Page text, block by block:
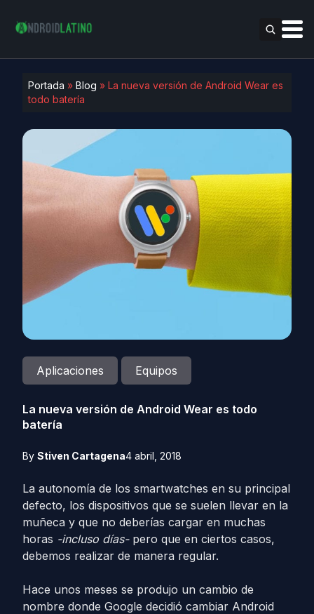
Portada » Blog » La nueva versión de Android Wear es
todo batería
Aplicaciones Equipos
La nueva versión de Android Wear es todo
batería
By Stiven Cartagena4 abril, 2018
La autonomía de los smartwatches en su principal
defecto, los dispositivos que se suelen llevar en la
muñeca y que no deberías cargar en muchas
horas -incluso días- pero que en ciertos casos,
debemos realizar de manera regular.
Hace unos meses se produjo un cambio de
nombre donde Google decidió cambiar Android